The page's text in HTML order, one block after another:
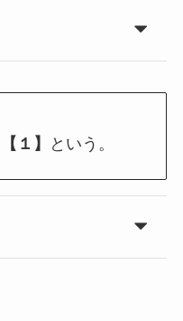
【１】 という。